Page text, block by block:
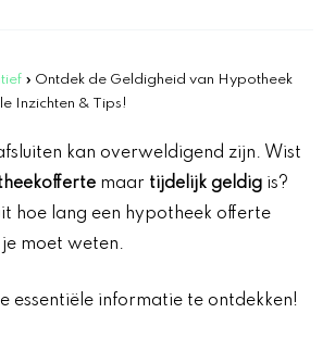
» Ontdek de Geldigheid van Hypotheek
Inzichten & Tips!
kan overweldigend zijn. Wist
maar tijdelijk geldig is?
hoe lang een hypotheek offerte
moet weten.
essentiële informatie te ontdekken!